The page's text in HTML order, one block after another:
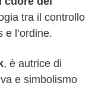
tra il controllo
l’ordine.
, è autrice di
e simbolismo